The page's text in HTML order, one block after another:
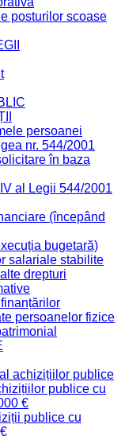
posturilor scoase
persoanei
nr. 544/2001
în baza
al Legii 544/2001
(începând
bugetară)
salariale stabilite
drepturi
persoanelor fizice
achizițiilor publice
publice cu
€
publice cu